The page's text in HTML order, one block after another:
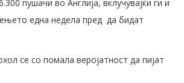
пушачи во Англија, вклучувајќи ги и
една недела пред да бидат
се со помала веројатност да пијат